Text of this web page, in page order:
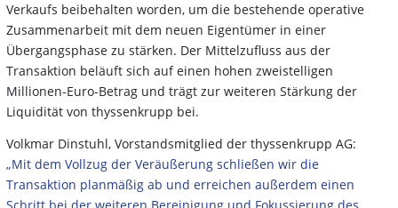
Verkaufs beibehalten worden, um die bestehende operative
Zusammenarbeit mit dem neuen Eigentümer in einer
Übergangsphase zu stärken. Der Mittelzufluss aus der
Transaktion beläuft sich auf einen hohen zweistelligen
Millionen-Euro-Betrag und trägt zur weiteren Stärkung der
Liquidität von thyssenkrupp bei.
Volkmar Dinstuhl, Vorstandsmitglied der thyssenkrupp AG:
„Mit dem Vollzug der Veräußerung schließen wir die
Transaktion planmäßig ab und erreichen außerdem einen